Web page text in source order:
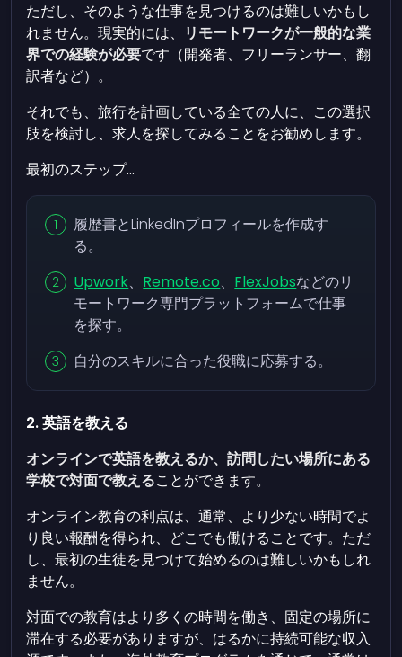
ただし、そのような仕事を見つけるのは難しいかもし
れません。現実的には、
リモートワークが一般的な業
界での経験が必要です（開発者、フリーランサー、翻
訳者など）。
それでも、旅行を計画している全ての人に、この選択
肢を検討し、求人を探してみることをお勧めします。
最初のステップ...
履歴書とLinkedInプロフィールを作成す
る。
Upwork、 Remote.co、 FlexJobsなどのリ
モートワーク専門プラットフォームで仕事
を探す。
自分のスキルに合った役職に応募する。
2. 英語を教える
オンラインで英語を教えるか、訪問したい場所にある
学校で対面で教えることができます。
オンライン教育の利点は、通常、より少ない時間でよ
り良い報酬を得られ、どこでも働けることです。ただ
し、最初の生徒を見つけて始めるのは難しいかもしれ
ません。
対面での教育はより多くの時間を働き、固定の場所に
滞在する必要がありますが、はるかに持続可能な収入